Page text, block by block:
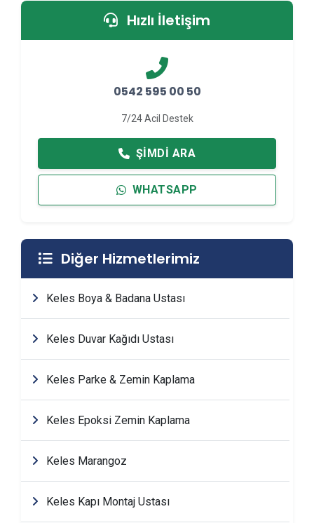
Hızlı İletişim
0542 595 00 50
7/24 Acil Destek
ŞIMDI ARA
WHATSAPP
Diğer Hizmetlerimiz
Keles Boya & Badana Ustası
Keles Duvar Kağıdı Ustası
Keles Parke & Zemin Kaplama
Keles Epoksi Zemin Kaplama
Keles Marangoz
Keles Kapı Montaj Ustası